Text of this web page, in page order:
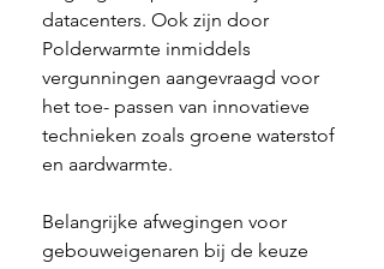
datacenters. Ook zijn door
Polderwarmte inmiddels
vergunningen aangevraagd voor
het toe- passen van innovatieve
technieken zoals groene waterstof
en aardwarmte.
Belangrijke afwegingen voor
gebouweigenaren bij de keuze